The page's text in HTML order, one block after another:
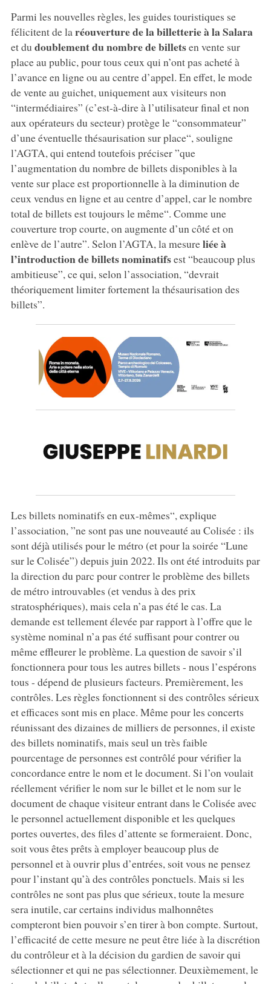
Parmi les nouvelles règles, les guides touristiques se
félicitent de la réouverture de la billetterie à la Salara
et du doublement du nombre de billetsen vente sur
place au public, pour tous ceux qui n’ont pas acheté à
l’avance en ligne ou au centre d’appel. En effet, le mode
de vente au guichet, uniquement aux visiteurs non
“intermédiaires” (c’est-à-dire à l’utilisateur final et non
aux opérateurs du secteur) protège le “consommateur”
d’une éventuelle thésaurisation sur place“, souligne
l’AGTA, qui entend toutefois préciser ”que
l’augmentation du nombre de billets disponibles à la
vente sur place est proportionnelle à la diminution de
ceux vendus en ligne et au centre d’appel, car le nombre
total de billets est toujours le même“. Comme une
couverture trop courte, on augmente d’un côté et on
enlève de l’autre”. Selon l’AGTA, la mesureliée à
l’introduction de billets nominatifsest “beaucoup plus
ambitieuse”, ce qui, selon l’association, “devrait
théoriquement limiter fortement la thésaurisation des
billets”.
Les billets nominatifs en eux-mêmes“, explique
l’association, ”ne sont pas une nouveauté au Colisée : ils
sont déjà utilisés pour le métro (et pour la soirée “Lune
sur le Colisée”) depuis juin 2022. Ils ont été introduits par
la direction du parc pour contrer le problème des billets
de métro introuvables (et vendus à des prix
stratosphériques), mais cela n’a pas été le cas. La
demande est tellement élevée par rapport à l’offre que le
système nominal n’a pas été suffisant pour contrer ou
même effleurer le problème. La question de savoir s’il
fonctionnera pour tous les autres billets - nous l’espérons
tous - dépend de plusieurs facteurs. Premièrement, les
contrôles. Les règles fonctionnent si des contrôles sérieux
et efficaces sont mis en place. Même pour les concerts
réunissant des dizaines de milliers de personnes, il existe
des billets nominatifs, mais seul un très faible
pourcentage de personnes est contrôlé pour vérifier la
concordance entre le nom et le document. Si l’on voulait
réellement vérifier le nom sur le billet et le nom sur le
document de chaque visiteur entrant dans le Colisée avec
le personnel actuellement disponible et les quelques
portes ouvertes, des files d’attente se formeraient. Donc,
soit vous êtes prêts à employer beaucoup plus de
personnel et à ouvrir plus d’entrées, soit vous ne pensez
pour l’instant qu’à des contrôles ponctuels. Mais si les
contrôles ne sont pas plus que sérieux, toute la mesure
sera inutile, car certains individus malhonnêtes
compteront bien pouvoir s’en tirer à bon compte. Surtout,
l’efficacité de cette mesure ne peut être liée à la discrétion
du contrôleur et à la décision du gardien de savoir qui
sélectionner et qui ne pas sélectionner. Deuxièmement, le